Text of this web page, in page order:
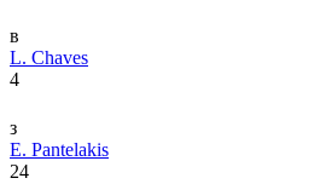
в
L. Chaves
4
з
E. Pantelakis
24